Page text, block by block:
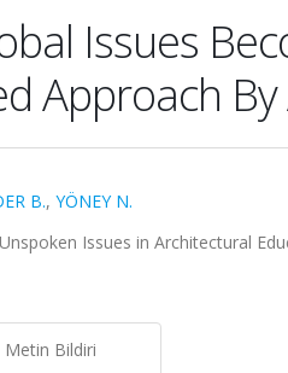
Issues
Approach
B., YÖNEY N.
Issues in Architectural
Bildiri